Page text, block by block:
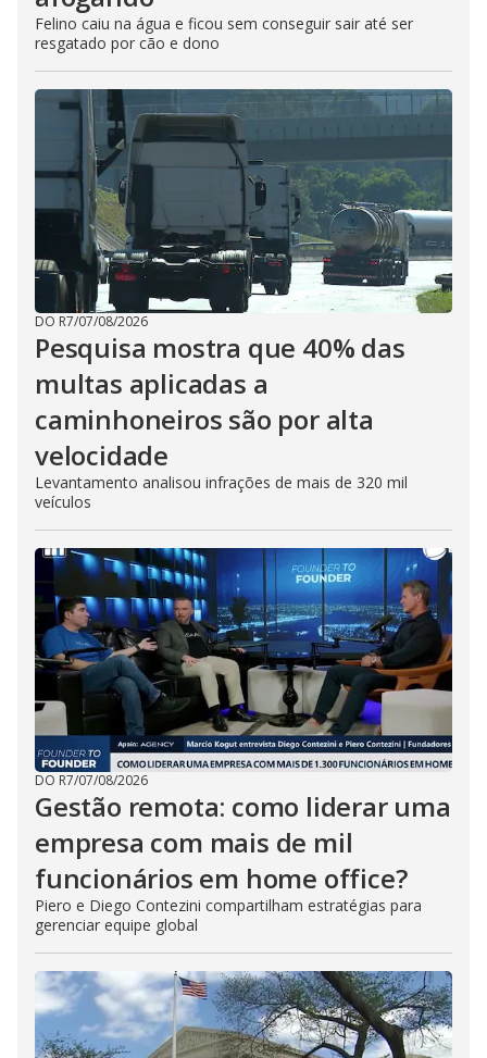
Felino caiu na água e ficou sem conseguir sair até ser
resgatado por cão e dono
DO R7/07/08/2026
Pesquisa mostra que 40% das
multas aplicadas a
caminhoneiros são por alta
velocidade
Levantamento analisou infrações de mais de 320 mil
veículos
DO R7/07/08/2026
Gestão remota: como liderar uma
empresa com mais de mil
funcionários em home office?
Piero e Diego Contezini compartilham estratégias para
gerenciar equipe global